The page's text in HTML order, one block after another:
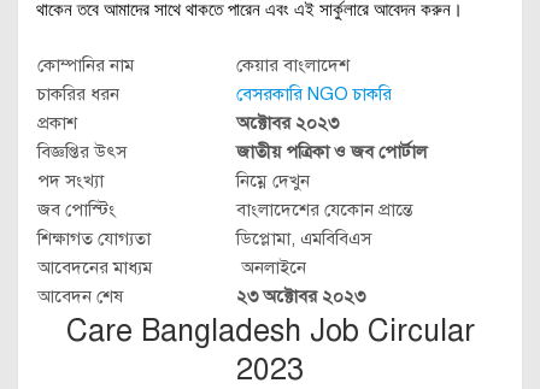
থাকেন তবে আমাদের সাথে থাকতে পারেন এবং এই সার্কুলারে আবেদন করুন।
কোম্পানির নাম
কেয়ার বাংলাদেশ
চাকরির ধরন
বেসরকারি NGO চাকরি
প্রকাশ
অক্টোবর ২০২৩
বিজ্ঞপ্তির উৎস
জাতীয় পত্রিকা ও জব পোর্টাল
পদ সংখ্যা
নিম্নে দেখুন
জব পোস্টিং
বাংলাদেশের যেকোন প্রান্তে
শিক্ষাগত যোগ্যতা
ডিপ্লোমা, এমবিবিএস
আবেদনের মাধ্যম
অনলাইনে
আবেদন শেষ
২৩ অক্টোবর ২০২৩
Care Bangladesh Job Circular
2023